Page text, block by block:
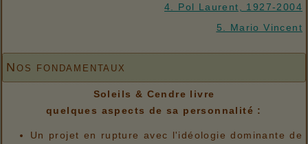
4. Pol Laurent, 1927-2004
5. Mario Vincent
Nos fondamentaux
Soleils & Cendre livre
quelques aspects de sa personnalité :
Un projet en rupture avec l'idéologie dominante de